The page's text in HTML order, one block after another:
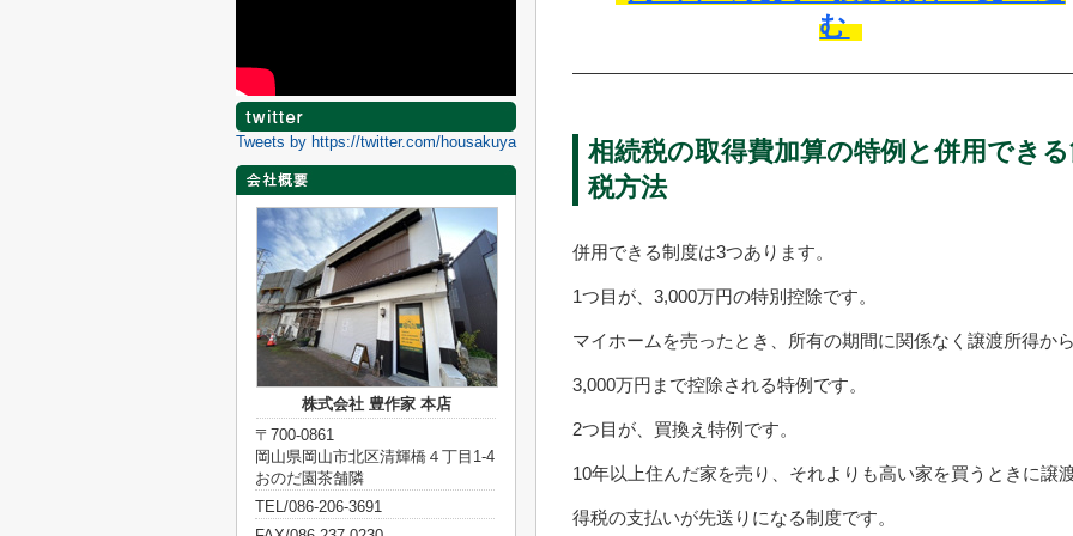
む
相続税の取得費加算の特例と併用でき
税方法
併用できる制度は3つあります。
1つ目が、3,000万円の特別控除です。
マイホームを売ったとき、所有の期間に関係なく譲渡所得から
3,000万円まで控除される特例です。
2つ目が、買換え特例です。
10年以上住んだ家を売り、それよりも高い家を買うときに譲
得税の支払いが先送りになる制度です。
Tweets by https://twitter.com/housakuya
株式会社 豊作家 本店
〒700-0861
岡山県岡山市北区清輝橋４丁目1-4
おのだ園茶舗隣
TEL/086-206-3691